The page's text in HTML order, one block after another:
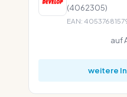
(4062305)
EAN:
auf
weitere